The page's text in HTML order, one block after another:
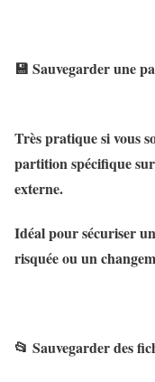
💾 Sauvegarder une
Très pratique si vous
partition spécifique
externe.
Idéal pour sécuriser
risquée ou un
📂 Sauvegarder des